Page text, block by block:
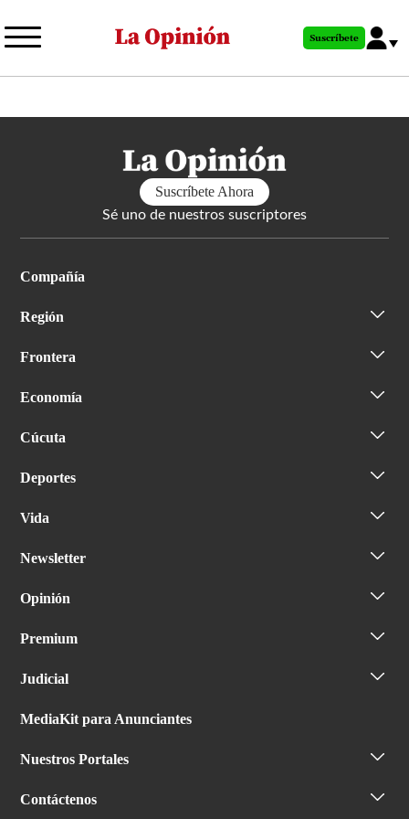
al
principal
Suscríbete
Suscríbete Ahora
Sé uno de nuestros suscriptores
Compañía
Región
Frontera
Economía
Cúcuta
Deportes
Vida
Newsletter
Opinión
Premium
Judicial
MediaKit para Anunciantes
Nuestros Portales
Contáctenos